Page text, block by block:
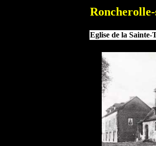
Eglise de la Sainte-